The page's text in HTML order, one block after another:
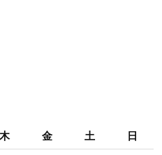
木 金 土 日